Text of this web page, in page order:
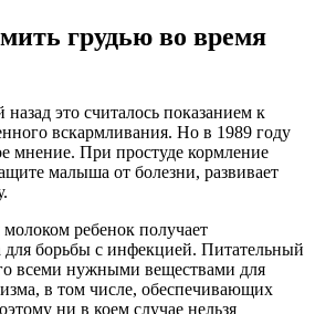
грудью во время
назад это считалось показанием к
вскармливания. Но в 1989 году
мнение. При простуде кормление
малыша от болезни, развивает
ребенок получает
для борьбы с инфекцией. Питательный
всеми нужными веществами для
в том числе, обеспечивающих
ни в коем случае нельзя